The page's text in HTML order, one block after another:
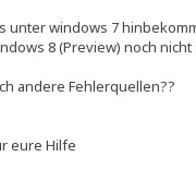
unter windows 7
8 (Preview) noch
andere Fehlerquellen??
eure Hilfe